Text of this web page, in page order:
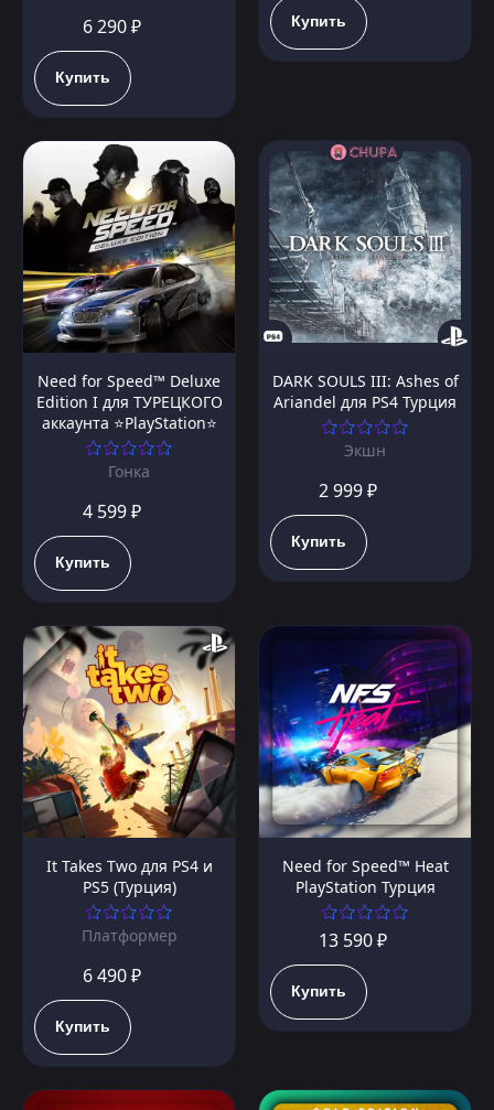
6 290 ₽
Купить
Купить
Need for Speed™ Deluxe
Edition I для ТУРЕЦКОГО
аккаунта ⭐PlayStation⭐
Гонка
4 599 ₽
Купить
DARK SOULS III: Ashes of
Ariandel для PS4 Турция
Экшн
2 999 ₽
Купить
It Takes Two для PS4 и
PS5 (Турция)
Платформер
6 490 ₽
Купить
Need for Speed™ Heat
PlayStation Турция
13 590 ₽
Купить